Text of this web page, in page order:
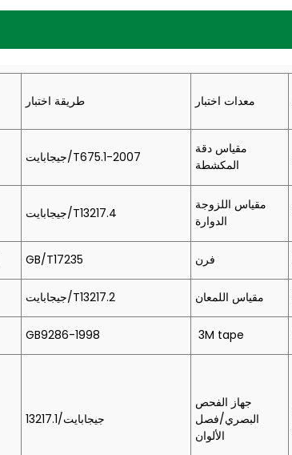
طريقة اختبار معدات اختبار
جيجابايت/T675.1-2007
مقياس دقة
المكشطة
جيجابايت/T13217.4
مقياس اللزوجة
الدوارة
GB/T17235 فرن
جيجابايت/T13217.2 مقياس اللمعان
GB9286-1998 3M tape
جيجابايت/13217.1
جهاز الفحص
البصري/فصل
الألوان